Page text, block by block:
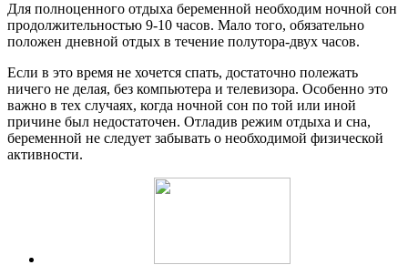
Для полноценного отдыха беременной необходим ночной сон
продолжительностью 9-10 часов. Мало того, обязательно
положен дневной отдых в течение полутора-двух часов.
Если в это время не хочется спать, достаточно полежать
ничего не делая, без компьютера и телевизора. Особенно это
важно в тех случаях, когда ночной сон по той или иной
причине был недостаточен. Отладив режим отдыха и сна,
беременной не следует забывать о необходимой физической
активности.